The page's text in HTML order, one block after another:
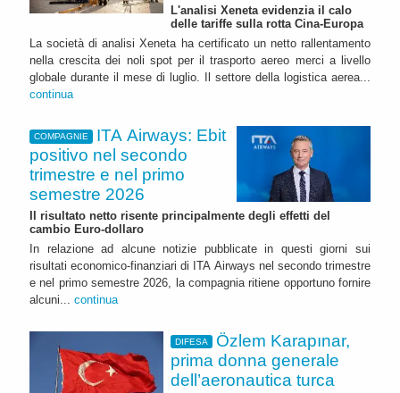
L'analisi Xeneta evidenzia il calo
delle tariffe sulla rotta Cina-Europa
La società di analisi Xeneta ha certificato un netto rallentamento
nella crescita dei noli spot per il trasporto aereo merci a livello
globale durante il mese di luglio. Il settore della logistica aerea...
continua
COMPAGNIE
ITA Airways: Ebit
positivo nel secondo
trimestre e nel primo
semestre 2026
Il risultato netto risente principalmente degli effetti del
cambio Euro-dollaro
In relazione ad alcune notizie pubblicate in questi giorni sui
risultati economico-finanziari di ITA Airways nel secondo trimestre
e nel primo semestre 2026, la compagnia ritiene opportuno fornire
alcuni... continua
DIFESA
Özlem Karapınar,
prima donna generale
dell’aeronautica turca